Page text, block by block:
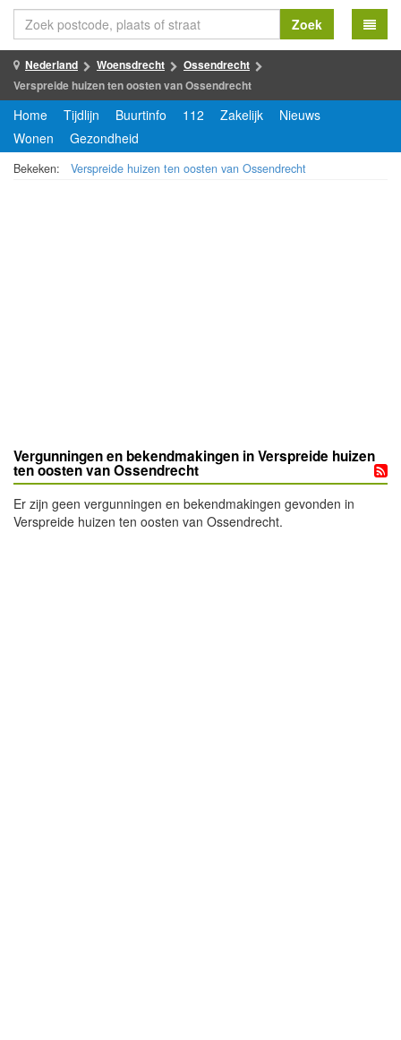
Zoek
Nederland Woensdrecht
Ossendrecht
Verspreide huizen ten oosten van Ossendrecht
Home Tijdlijn Buurtinfo 112 Zakelijk
Nieuws
Wonen
Gezondheid
Bekeken: Verspreide huizen ten oosten van Ossendrecht
Vergunningen en bekendmakingen in Verspreide huizen
ten oosten van Ossendrecht
Er zijn geen vergunningen en bekendmakingen gevonden in
Verspreide huizen ten oosten van Ossendrecht.